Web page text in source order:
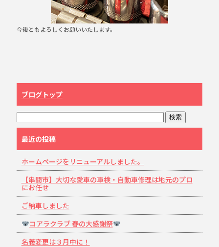
今後ともよろしくお願いいたします。
ブログトップ
最近の投稿
ホームページをリニューアルしました。
【串間市】大切な愛車の車検・自動車修理は地元のプロ
にお任せ
ご納車しました
コアラクラブ 春の大感謝祭
名義変更は３月中に！